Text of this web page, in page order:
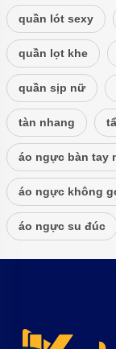
quần lót sexy
quần lọt khe
quần sịp nữ
tàn nhang
áo ngực bàn tay
áo ngực không
áo ngực su đúc